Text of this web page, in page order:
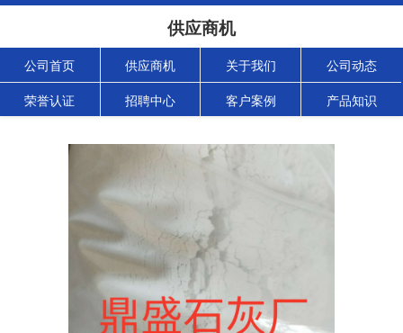
供应商机
公司首页 供应商机 关于我们 公司动态
荣誉认证 招聘中心 客户案例 产品知识